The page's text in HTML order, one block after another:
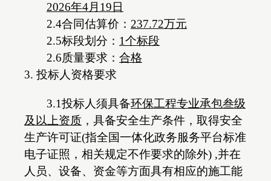
2026年4月 19 日
2.4合同估算价： 237.72万元
2.5标段划分： 1个标段
2.6质量要求： 合格
3. 投标人资格要求
3.1投标人须具备环保工程专业承包叁级
及以上资质 ，具备安全生产条件，取得安全
生产许可证(指全国一体化政务服务平台标准
电子证照，相关规定不作要求的除外) ,并在
人员、设备、资金等方面具有相应的施工能